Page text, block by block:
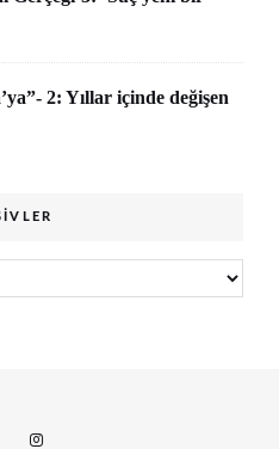
2: Yıllar içinde değişen